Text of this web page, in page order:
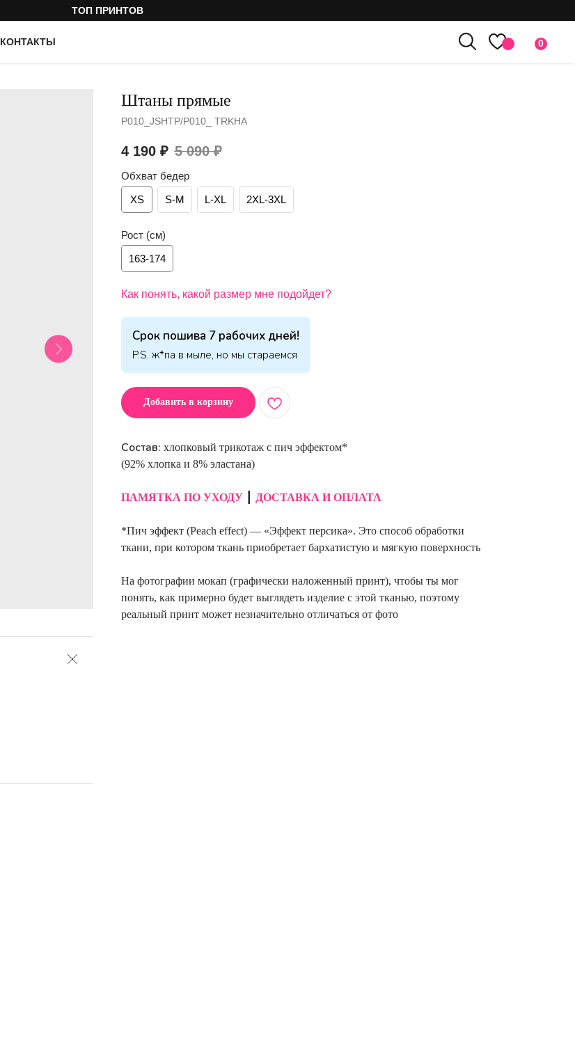
КОНТАКТЫ 0
ТОП ПРИНТОВ
Штаны прямые
Артикул:
P010_JSHTP/P010_ TRKHA
4 190 ₽ 5 090 ₽
Обхват бедер
XS
S-M L-XL 2XL-3XL
Рост (см)
163-174
Как понять, какой размер мне подойдет?
Срок пошива 7 рабочих дней!
P.S. ж*па в мыле, но мы стараемся
Добавить в корзину
Состав: хлопковый трикотаж с пич эффектом*
(92% хлопка и 8% эластана)
ПАМЯТКА ПО УХОДУ ДОСТАВКА И ОПЛАТА
*Пич эффект (Peach effect) — «Эффект персика». Это способ обработки
ткани, при котором ткань приобретает бархатистую и мягкую поверхность
На фотографии мокап (графически наложенный принт), чтобы ты мог
понять, как примерно будет выглядеть изделие с этой тканью, поэтому
реальный принт может незначительно отличаться от фото